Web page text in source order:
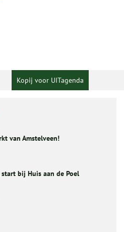
Kopij voor UITagenda
van Amstelveen!
bij Huis aan de Poel